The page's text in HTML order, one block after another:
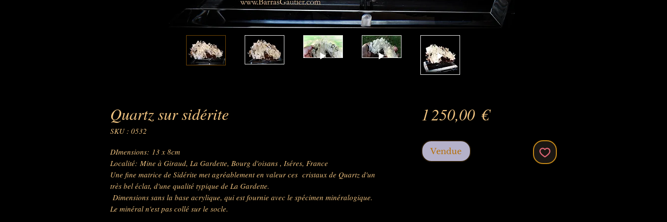
Quartz sur sidérite
SKU : 0532
DImensions: 13 x 8cm
Localité: Mine à Giraud, La Gardette, Bourg d'oisans , Iséres, France
Une fine matrice de Sidérite met agréablement en valeur ces cristaux de Quartz d'un
très bel éclat, d'une qualité typique de La Gardette.
Dimensions sans la base acrylique, qui est fournie avec le spécimen minéralogique.
Le minéral n'est pas collé sur le socle.
1 250,00 €Prix
Vendue